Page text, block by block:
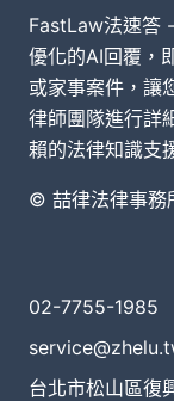
FastLaw法速答
優化的AI回覆，
或家事案件，讓
律師團隊進行詳
賴的法律知識支
© 喆律法律事務
02-7755-1985
台北市松山區復